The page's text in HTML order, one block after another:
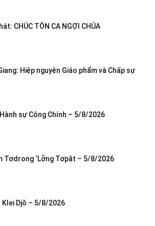
CHÚC TÔN CA NGỢI CHÚA
Hiệp nguyện Giáo phẩm và Chấp sự
sự Công Chính – 5/8/2026
Tơdrong ‘Lơ̆ng Tơpăt – 5/8/2026
Klei Djŏ – 5/8/2026